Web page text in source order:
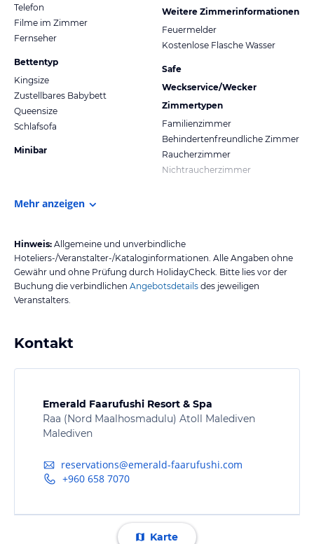
Telefon
Filme im Zimmer
Fernseher
Bettentyp
Kingsize
Zustellbares Babybett
Queensize
Schlafsofa
Minibar
Weitere Zimmerinformationen
Feuermelder
Kostenlose Flasche Wasser
Safe
Weckservice/Wecker
Zimmertypen
Familienzimmer
Behindertenfreundliche Zimmer
Raucherzimmer
Nichtraucherzimmer
Mehr anzeigen
Hinweis: Allgemeine und unverbindliche
Hoteliers-/Veranstalter-/Kataloginformationen. Alle Angaben ohne
Gewähr und ohne Prüfung durch HolidayCheck. Bitte lies vor der
Buchung die verbindlichen Angebotsdetails des jeweiligen
Veranstalters.
Kontakt
Emerald Faarufushi Resort & Spa
Raa (Nord Maalhosmadulu) Atoll Malediven
Malediven
reservations@emerald-faarufushi.com
+960 658 7070
Karte